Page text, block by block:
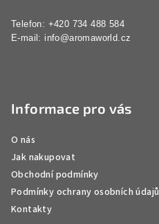
Telefon: +420 734 488 584
E-mail: info@aromaworld.cz
Informace pro vás
O nás
Jak nakupovat
Obchodní podmínky
Podmínky ochrany osobních údajů
Kontakty